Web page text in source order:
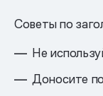
Советы по
Не
Доносите